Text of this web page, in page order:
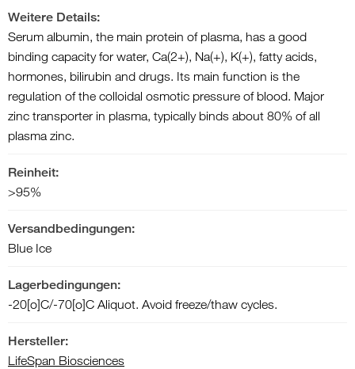
Weitere Details:
Serum albumin, the main protein of plasma, has a good
binding capacity for water, Ca(2+), Na(+), K(+), fatty acids,
hormones, bilirubin and drugs. Its main function is the
regulation of the colloidal osmotic pressure of blood. Major
zinc transporter in plasma, typically binds about 80% of all
plasma zinc.
Reinheit:
>95%
Versandbedingungen:
Blue Ice
Lagerbedingungen:
-20[o]C/-70[o]C Aliquot. Avoid freeze/thaw cycles.
Hersteller:
LifeSpan Biosciences